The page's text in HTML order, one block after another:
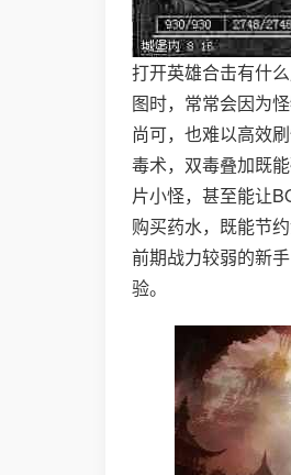
打开英雄合击有什
图时，常常会因为
尚可，也难以高效
毒术，双毒叠加既
片小怪，甚至能让
购买药水，既能节
前期战力较弱的新
验。